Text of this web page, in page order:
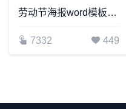
劳动节海报word模板(17)
7332 449